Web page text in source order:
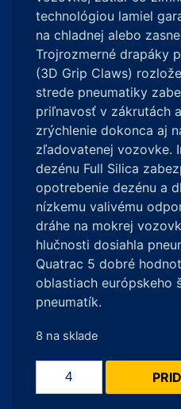
technológiou lamiel
na chladnej alebo
Trojrozmerné drapáky
(3D Grip Claws)
strede pneumatiky
priľnavosť v zákrutách
zrýchlenie dokonca aj
zľadovatenej vozovke.
dezénu Full Silica
opotrebenie dezénu a
nízkemu valivému
dráhe na mokrej
hlučnosti dosiahla
Quatrac 5 dobré
oblastiach európskeho
pneumatík.
8 na sklade
množstvo